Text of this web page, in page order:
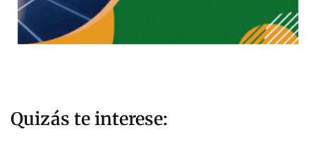
Quizás te interese: